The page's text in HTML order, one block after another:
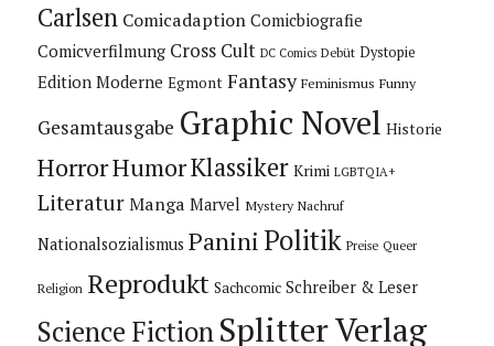
Carlsen Comicadaption Comicbiografie
Comicverfilmung Cross Cult DC Comics Debüt Dystopie
Edition Moderne Egmont Fantasy Feminismus Funny
Gesamtausgabe Graphic Novel Historie
HorrorHumorKlassiker Krimi LGBTQIA+
Literatur Manga Marvel Mystery Nachruf
Nationalsozialismus Panini Politik Preise Queer
Religion Reprodukt Sachcomic Schreiber & Leser
Science Fiction Splitter Verlag